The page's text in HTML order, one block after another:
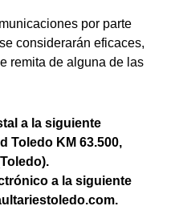
por parte
considerarán eficaces,
remita de alguna de las
a la siguiente
Toledo KM 63.500,
a la siguiente